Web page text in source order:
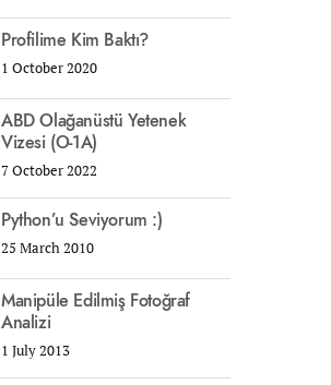
Profilime Kim Baktı?
1 October 2020
ABD Olağanüstü Yetenek
Vizesi (O-1A)
7 October 2022
Python’u Seviyorum :)
25 March 2010
Manipüle Edilmiş Fotoğraf
Analizi
1 July 2013